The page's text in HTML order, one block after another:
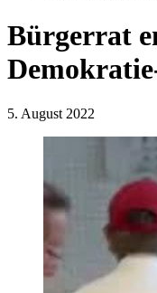
Bürgerrat
5. August 2022